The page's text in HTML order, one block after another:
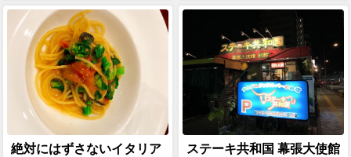
絶対にはずさないイタリア
ステーキ共和国 幕張大使館